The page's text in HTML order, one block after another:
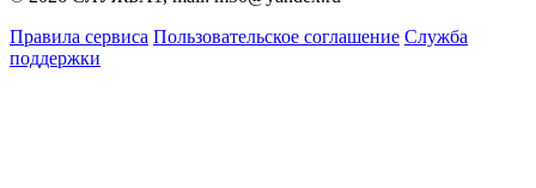
Правила сервиса Пользовательское соглашение Служба
поддержки